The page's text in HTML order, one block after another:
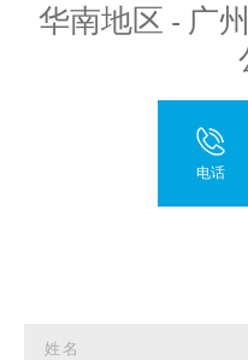
华南地区 - 广